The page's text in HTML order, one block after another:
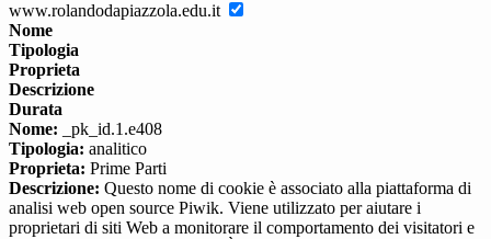
www.rolandodapiazzola.edu.it
Nome
Tipologia
Proprieta
Descrizione
Durata
Nome: _pk_id.1.e408
Tipologia: analitico
Proprieta: Prime Parti
Descrizione: Questo nome di cookie è associato alla piattaforma di
analisi web open source Piwik. Viene utilizzato per aiutare i
proprietari di siti Web a monitorare il comportamento dei visitatori e